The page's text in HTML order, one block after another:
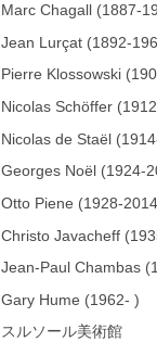
Marc Chagall (1887-
Jean Lurçat (1892-
Pierre Klossowski
Nicolas Schöffer
Nicolas de Staël
Georges Noël (1924-
Otto Piene (1928-
Christo Javacheff
Jean-Paul Chambas
Gary Hume (1962- )
スルソール美術館